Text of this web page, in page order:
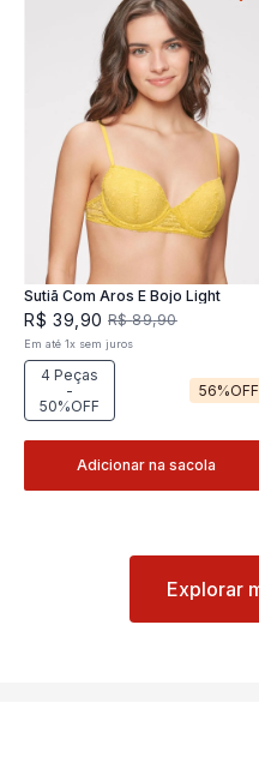
Sutiã Com Aros E Bojo Light
R$ 39 90 R$ 89,90
Em até1x sem juros
4 Peças
-
50%OFF
56%OFF
Adicionar na sacola